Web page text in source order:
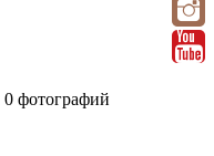
0 фотографий